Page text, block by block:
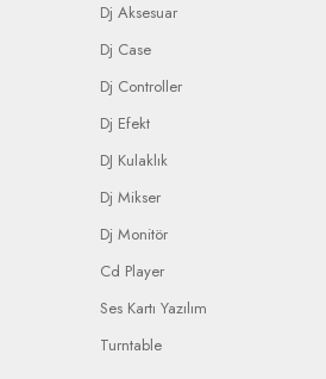
Dj Aksesuar
Dj Case
Dj Controller
Dj Efekt
DJ Kulaklık
Dj Mikser
Dj Monitör
Cd Player
Ses Kartı Yazılım
Turntable